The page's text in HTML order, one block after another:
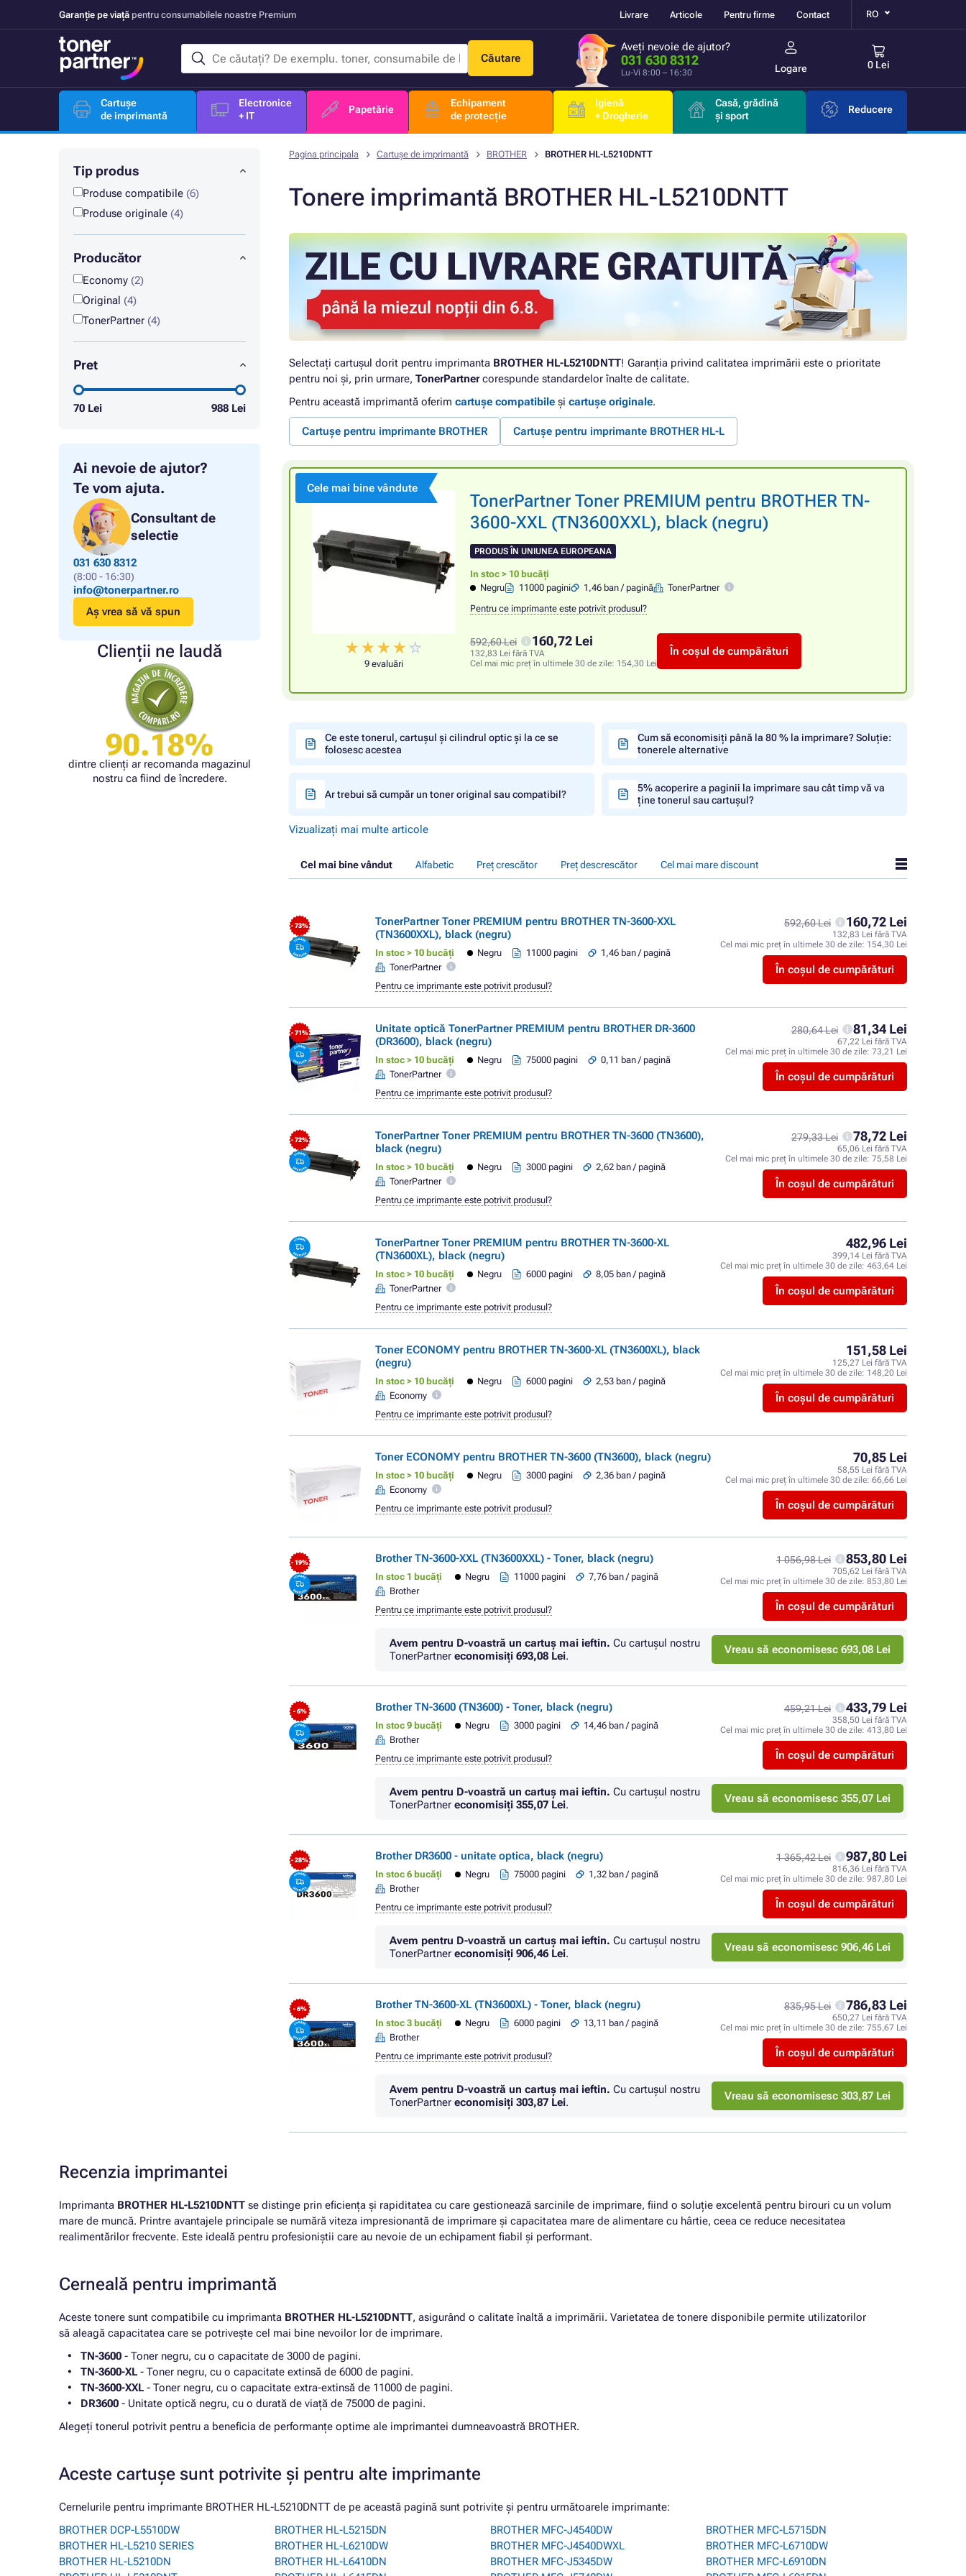
Garanție pe viață pentru consumabilele noastre Premium Livrare Articole Pentru firme Contact RO
Căutare
Aveți nevoie de ajutor?
031 630 8312
Lu-Vi 8:00 – 16:30 Logare 0 Lei
Cartușe
de imprimantă
Electronice
+ IT
Papetărie
Echipament
de protecție
Igienă
+ Drogherie
Casă, grădină
și sport
Reducere
Tip produs
Produse compatibile (6)
Produse originale (4)
Producător
Economy (2)
Original (4)
TonerPartner (4)
Pret
70 Lei 988 Lei
Ai nevoie de ajutor?
Te vom ajuta.
Consultant de
selectie
031 630 8312
(8:00 - 16:30)
info@tonerpartner.ro
Aș vrea să vă spun
Clienții ne laudă
90.18%
dintre clienți ar recomanda magazinul
nostru ca fiind de încredere.
Pagina principala Cartușe de imprimantă BROTHER BROTHER HL-L5210DNTT
Tonere imprimantă BROTHER HL-L5210DNTT
Selectați cartușul dorit pentru imprimanta BROTHER HL-L5210DNTT! Garanția privind calitatea imprimării este o prioritate
pentru noi și, prin urmare, TonerPartnercorespunde standardelor înalte de calitate.
Pentru această imprimantă oferim cartușe compatibile și cartușe originale.
Cartușe pentru imprimante BROTHER Cartușe pentru imprimante BROTHER HL-L
Cele mai bine vândute
9 evaluări
TonerPartner Toner PREMIUM pentru BROTHER TN-
3600-XXL (TN3600XXL), black (negru)
PRODUS ÎN UNIUNEA EUROPEANA
In stoc > 10 bucăți
Negru
11000 pagini 1,46 ban / pagină
TonerPartner
Pentru ce imprimante este potrivit produsul?
592,60 Lei 160,72 Lei
132,83 Lei fără TVA
Cel mai mic preț în ultimele 30 de zile: 154,30 Lei
În coșul de cumpărături
Ce este tonerul, cartușul și cilindrul optic și la ce se
folosesc acestea
Cum să economisiți până la 80 % la imprimare? Soluție:
tonerele alternative
Ar trebui să cumpăr un toner original sau compatibil?
5% acoperire a paginii la imprimare sau cât timp vă va
ține tonerul sau cartușul?
Vizualizați mai multe articole
Cel mai bine vândut Alfabetic Preț crescător Preț descrescător Cel mai mare discount
- 73%
TonerPartner Toner PREMIUM pentru BROTHER TN-3600-XXL
(TN3600XXL), black (negru)
In stoc > 10 bucăți Negru 11000 pagini
1,46 ban / pagină
TonerPartner
592,60 Lei 160,72 Lei
132,83 Lei fără TVA
Cel mai mic preț în ultimele 30 de zile: 154,30 Lei
În coșul de cumpărături
Pentru ce imprimante este potrivit produsul?
- 71%
Unitate optică TonerPartner PREMIUM pentru BROTHER DR-3600
(DR3600), black (negru)
In stoc > 10 bucăți Negru 75000 pagini
0,11 ban / pagină
TonerPartner
280,64 Lei 81,34 Lei
67,22 Lei fără TVA
Cel mai mic preț în ultimele 30 de zile: 73,21 Lei
În coșul de cumpărături
Pentru ce imprimante este potrivit produsul?
- 72%
TonerPartner Toner PREMIUM pentru BROTHER TN-3600 (TN3600),
black (negru)
In stoc > 10 bucăți Negru 3000 pagini
2,62 ban / pagină
TonerPartner
279,33 Lei 78,72 Lei
65,06 Lei fără TVA
Cel mai mic preț în ultimele 30 de zile: 75,58 Lei
În coșul de cumpărături
Pentru ce imprimante este potrivit produsul?
TonerPartner Toner PREMIUM pentru BROTHER TN-3600-XL
(TN3600XL), black (negru)
In stoc > 10 bucăți Negru 6000 pagini
8,05 ban / pagină
TonerPartner
482,96 Lei
399,14 Lei fără TVA
Cel mai mic preț în ultimele 30 de zile: 463,64 Lei
În coșul de cumpărături
Pentru ce imprimante este potrivit produsul?
Toner ECONOMY pentru BROTHER TN-3600-XL (TN3600XL), black
(negru)
In stoc > 10 bucăți Negru 6000 pagini
2,53 ban / pagină
Economy
151,58 Lei
125,27 Lei fără TVA
Cel mai mic preț în ultimele 30 de zile: 148,20 Lei
În coșul de cumpărături
Pentru ce imprimante este potrivit produsul?
Toner ECONOMY pentru BROTHER TN-3600 (TN3600), black (negru)
In stoc > 10 bucăți Negru 3000 pagini
2,36 ban / pagină
Economy
70,85 Lei
58,55 Lei fără TVA
Cel mai mic preț în ultimele 30 de zile: 66,66 Lei
În coșul de cumpărături
Pentru ce imprimante este potrivit produsul?
- 19% Brother TN-3600-XXL (TN3600XXL) - Toner, black (negru)
In stoc 1 bucăți Negru 11000 pagini
7,76 ban / pagină
Brother
1 056,98 Lei 853,80 Lei
705,62 Lei fără TVA
Cel mai mic preț în ultimele 30 de zile: 853,80 Lei
În coșul de cumpărături
Pentru ce imprimante este potrivit produsul?
Avem pentru D-voastră un cartuș mai ieftin. Cu cartuşul nostru
TonerPartner economisiţi 693,08 Lei. Vreau să economisesc 693,08 Lei
- 6% Brother TN-3600 (TN3600) - Toner, black (negru)
In stoc 9 bucăți Negru 3000 pagini
14,46 ban / pagină
Brother
459,21 Lei 433,79 Lei
358,50 Lei fără TVA
Cel mai mic preț în ultimele 30 de zile: 413,80 Lei
În coșul de cumpărături
Pentru ce imprimante este potrivit produsul?
Avem pentru D-voastră un cartuș mai ieftin. Cu cartuşul nostru
TonerPartner economisiţi 355,07 Lei. Vreau să economisesc 355,07 Lei
- 28% Brother DR3600 - unitate optica, black (negru)
In stoc 6 bucăți Negru 75000 pagini
1,32 ban / pagină
Brother
1 365,42 Lei 987,80 Lei
816,36 Lei fără TVA
Cel mai mic preț în ultimele 30 de zile: 987,80 Lei
În coșul de cumpărături
Pentru ce imprimante este potrivit produsul?
Avem pentru D-voastră un cartuș mai ieftin. Cu cartuşul nostru
TonerPartner economisiţi 906,46 Lei. Vreau să economisesc 906,46 Lei
- 6% Brother TN-3600-XL (TN3600XL) - Toner, black (negru)
In stoc 3 bucăți Negru 6000 pagini
13,11 ban / pagină
Brother
835,95 Lei 786,83 Lei
650,27 Lei fără TVA
Cel mai mic preț în ultimele 30 de zile: 755,67 Lei
În coșul de cumpărături
Pentru ce imprimante este potrivit produsul?
Avem pentru D-voastră un cartuș mai ieftin. Cu cartuşul nostru
TonerPartner economisiţi 303,87 Lei. Vreau să economisesc 303,87 Lei
Recenzia imprimantei
Imprimanta BROTHER HL-L5210DNTT se distinge prin eficiența și rapiditatea cu care gestionează sarcinile de imprimare, fiind o soluție excelentă pentru birouri cu un volum
mare de muncă. Printre avantajele principale se numără viteza impresionantă de imprimare și capacitatea mare de alimentare cu hârtie, ceea ce reduce necesitatea
realimentărilor frecvente. Este ideală pentru profesioniștii care au nevoie de un echipament fiabil și performant.
Cerneală pentru imprimantă
Aceste tonere sunt compatibile cu imprimanta BROTHER HL-L5210DNTT, asigurând o calitate înaltă a imprimării. Varietatea de tonere disponibile permite utilizatorilor
să aleagă capacitatea care se potrivește cel mai bine nevoilor lor de imprimare.
TN-3600 - Toner negru, cu o capacitate de 3000 de pagini.
TN-3600-XL - Toner negru, cu o capacitate extinsă de 6000 de pagini.
TN-3600-XXL - Toner negru, cu o capacitate extra-extinsă de 11000 de pagini.
DR3600 - Unitate optică negru, cu o durată de viață de 75000 de pagini.
Alegeți tonerul potrivit pentru a beneficia de performanțe optime ale imprimantei dumneavoastră BROTHER.
Aceste cartușe sunt potrivite și pentru alte imprimante
Cernelurile pentru imprimante BROTHER HL-L5210DNTT de pe această pagină sunt potrivite și pentru următoarele imprimante:
BROTHER DCP-L5510DW
BROTHER HL-L5210 SERIES
BROTHER HL-L5210DN
BROTHER HL-L5215DN
BROTHER HL-L6210DW
BROTHER HL-L6410DN
BROTHER MFC-J4540DW
BROTHER MFC-J4540DWXL
BROTHER MFC-J5345DW
BROTHER MFC-L5715DN
BROTHER MFC-L6710DW
BROTHER MFC-L6910DN